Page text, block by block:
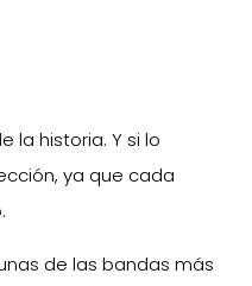
la historia. Y si lo
ya que cada
de las bandas más